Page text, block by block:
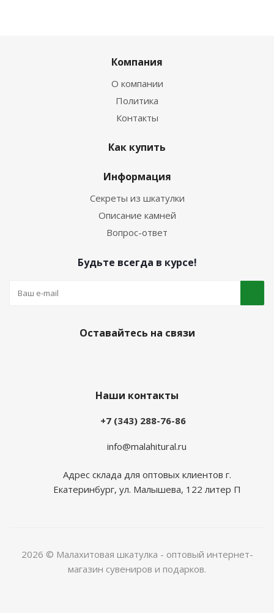
Компания
О компании
Политика
Контакты
Как купить
Информация
Секреты из шкатулки
Описание камней
Вопрос-ответ
Будьте всегда в курсе!
Оставайтесь на связи
Наши контакты
+7 (343) 288-76-86
info@malahitural.ru
Адрес склада для оптовых клиентов г.
Екатеринбург, ул. Малышева, 122 литер П
2026 © Малахитовая шкатулка - оптовый интернет-
магазин сувениров и подарков.